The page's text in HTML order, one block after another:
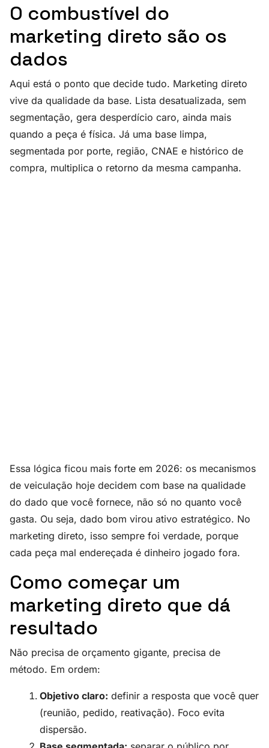
O combustível do
marketing direto são os
dados
Aqui está o ponto que decide tudo. Marketing direto
vive da qualidade da base. Lista desatualizada, sem
segmentação, gera desperdício caro, ainda mais
quando a peça é física. Já uma base limpa,
segmentada por porte, região, CNAE e histórico de
compra, multiplica o retorno da mesma campanha.
Essa lógica ficou mais forte em 2026: os mecanismos
de veiculação hoje decidem com base na qualidade
do dado que você fornece, não só no quanto você
gasta. Ou seja, dado bom virou ativo estratégico. No
marketing direto, isso sempre foi verdade, porque
cada peça mal endereçada é dinheiro jogado fora.
Como começar um
marketing direto que dá
resultado
Não precisa de orçamento gigante, precisa de
método. Em ordem:
Objetivo claro: definir a resposta que você quer
(reunião, pedido, reativação). Foco evita
dispersão.